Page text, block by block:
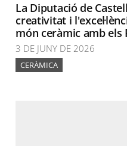
La Diputació de
creativitat i
món ceràmic amb els
3 DE JUNY DE 2026
CERÀMICA